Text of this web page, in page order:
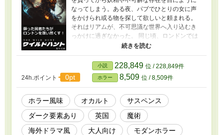
なってしまう。ある夜、パブでひとりの女に声
をかけられ或る物を探して欲しいと頼まれる。
それはリアムが、不可思議な世界へ入り込むき
っかけに過ぎなかった。 同じ頃、ロンドンでは
謎の死亡事件が多発していた。 場所は関係な
メラには謎の影が映り込んでいる。 そして現場
はある地点を中心にして、まるで包囲するかの
ように広がっていたのだった。
24h.ポイント 0pt
小説 228,849 位 / 228,849件
ホラー 8,509 位 / 8,509件
ホラー風味 オカルト
サスペンス
ダーク要素あり
英国
魔術
海外ドラマ風
大人向け モダンホラー